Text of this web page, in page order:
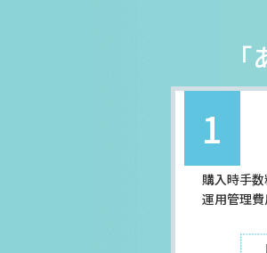
1
購入時手
運用管理